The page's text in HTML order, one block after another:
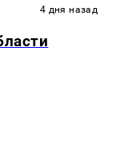
4 дня назад